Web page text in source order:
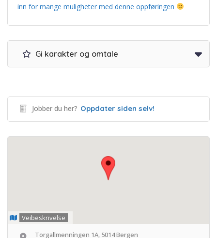
inn for mange muligheter med denne oppføringen
Gi karakter og omtale
Jobber du her? Oppdater siden selv!
Veibeskrivelse
Torgallmenningen 1A, 5014 Bergen